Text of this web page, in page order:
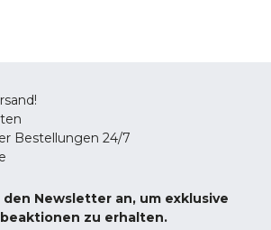
Bestellungen 24/7
Newsletter an, um exklusive
zu erhalten.